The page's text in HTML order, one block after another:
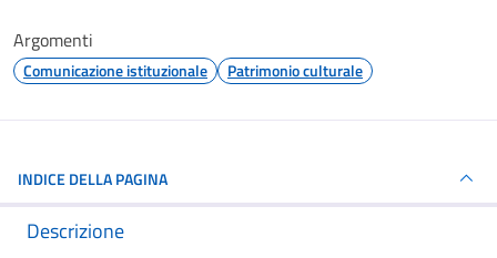
Argomenti
Comunicazione istituzionale Patrimonio culturale
INDICE DELLA PAGINA
Descrizione